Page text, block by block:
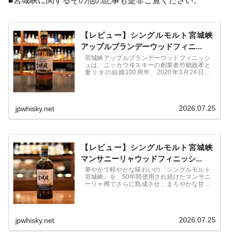
【レビュー】シングルモルト宮城峡
アップルブランデーウッドフィニ...
宮城峡アップルブランデーウッドフィニッシ
ュは、ニッカウヰスキーの創業者竹鶴政孝と
妻リタの結婚100周年、2020年3月24日発
な甘さとやわらかなウッディの渋みが調和。
jpwhisky.net 2026.07.25
【レビュー】シングルモルト宮城峡
マンサニーリャウッドフィニッシ...
華やかで軽やかな味わいの「シングルモルト
宮城峡」を、50年間使用され続けたマンサニ
ーリャ樽でさらに熟成させ、まろやかな甘さ
jpwhisky.net 2026.07.25